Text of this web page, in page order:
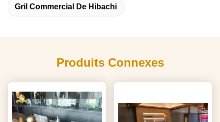
Gril Commercial De Hibachi
Produits Connexes